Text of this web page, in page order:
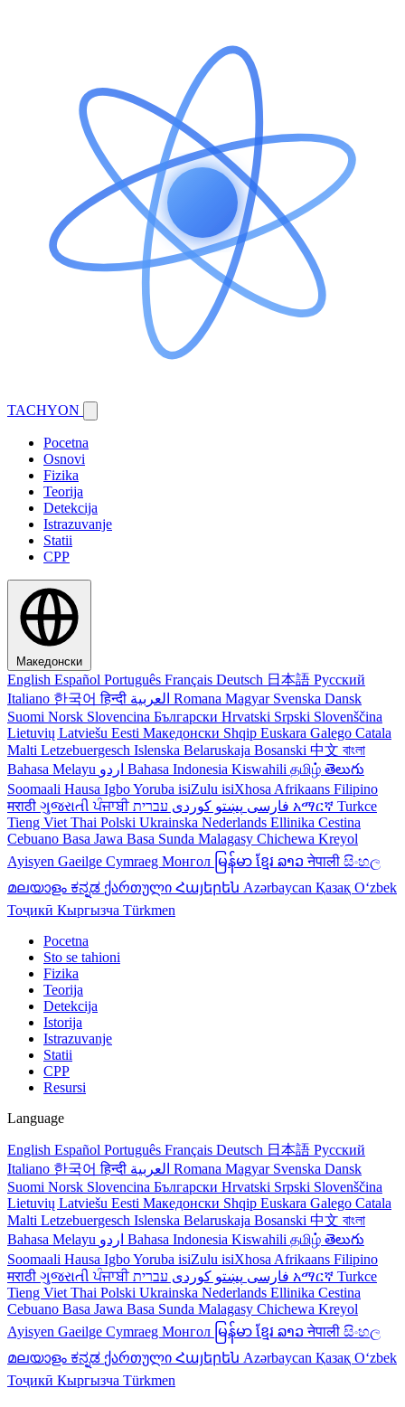
TACHYON
Pocetna
Osnovi
Fizika
Teorija
Detekcija
Istrazuvanje
Statii
CPP
Македонски
English Español Português Français Deutsch 日本語 Русский
Italiano 한국어हिन्दी Romana Magyar Svenska Dansk
Suomi Norsk Slovencina Български Hrvatski Srpski Slovenščina
Lietuvių Latviešu Eesti Македонски Shqip Euskara Galego Catala
Malti Letzebuergesch Islenska Belaruskaja Bosanski 中文 বাংলা
Bahasa Melayu
Bahasa Indonesia Kiswahili தமிழ் తెలుగు
Soomaali Hausa IgboYoruba isiZulu isiXhosa Afrikaans Filipino
मराठी ગુજરાતીਪੰਜਾਬੀ فارسی پښتو کوردی አማርኛ Turkce
Tieng Viet Thai Polski Ukrainska Nederlands Ellinika Cestina
Cebuano Basa Jawa Basa Sunda Malagasy Chichewa Kreyol
Ayisyen Gaeilge Cymraeg Монгол မြန်မာ ខ្មែរ ລາວनेपाली සිංහල
മലയാളം ಕನ್ನಡ ქართული Հայերեն Azərbaycan Қазақ Oʻzbek
Тоҷикӣ Кыргызча Türkmen
Pocetna
Sto se tahioni
Fizika
Teorija
Detekcija
Istorija
Istrazuvanje
Statii
CPP
Resursi
Language
English Español Português Français Deutsch 日本語 Русский
Italiano 한국어हिन्दी Romana Magyar Svenska Dansk
Suomi Norsk Slovencina Български Hrvatski Srpski Slovenščina
Lietuvių Latviešu Eesti Македонски Shqip Euskara Galego Catala
Malti Letzebuergesch Islenska Belaruskaja Bosanski 中文 বাংলা
Bahasa Melayu
Bahasa Indonesia Kiswahili தமிழ் తెలుగు
Soomaali Hausa IgboYoruba isiZulu isiXhosa Afrikaans Filipino
मराठी ગુજરાતીਪੰਜਾਬੀ فارسی پښتو کوردی አማርኛ Turkce
Tieng Viet Thai Polski Ukrainska Nederlands Ellinika Cestina
Cebuano Basa Jawa Basa Sunda Malagasy Chichewa Kreyol
Ayisyen Gaeilge Cymraeg Монгол မြန်မာ ខ្មែរ ລາວनेपाली සිංහල
മലയാളം ಕನ್ನಡ ქართული Հայերեն Azərbaycan Қазақ Oʻzbek
Тоҷикӣ Кыргызча Türkmen